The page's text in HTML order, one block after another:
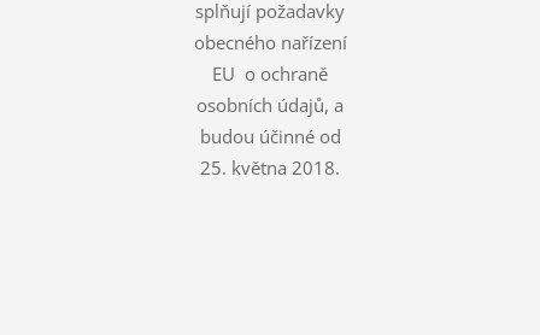
splňují požadavky
obecného nařízení
EU o ochraně
osobních údajů, a
budou účinné od
25. května 2018.